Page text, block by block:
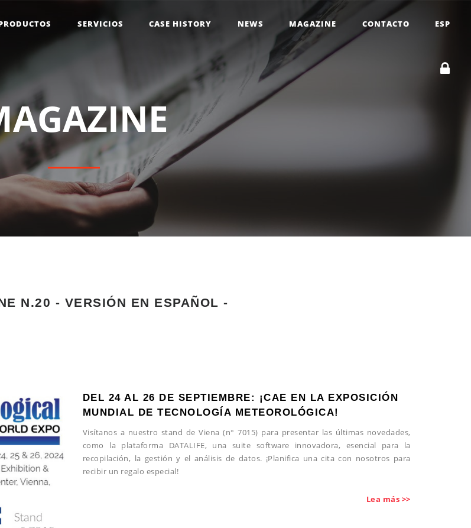
SERVICIOS CASE HISTORY NEWS MAGAZINE CONTACTO ESP
AGAZINE
N.20 - VERSIÓN EN ESPAÑOL -
DEL 24 AL 26 DE SEPTIEMBRE: ¡CAE EN LA EXPOSICIÓN
MUNDIAL DE TECNOLOGÍA METEOROLÓGICA!
Visítanos a nuestro stand de Viena (n° 7015) para presentar las últimas novedades,
como la plataforma DATALIFE, una suite software innovadora, esencial para la
recopilación, la gestión y el análisis de datos. ¡Planifica una cita con nosotros para
recibir un regalo especial!
Lea más >>